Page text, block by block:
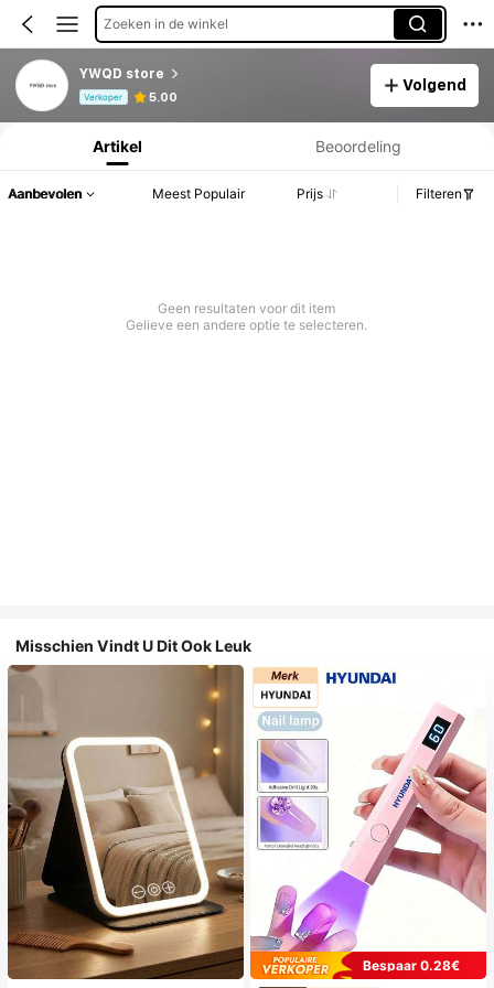
Zoeken in de winkel
YWQD store
Verkoper 5.00
Volgend
Productinformatie: Prijsopenbaring, Verkoop- en Voorraadgegevens.
Artikel Beoordeling
Aanbevolen Meest Populair Prijs Filteren
Geen resultaten voor dit item
Gelieve een andere optie te selecteren.
Misschien Vindt U Dit Ook Leuk
Bespaar 0.28€